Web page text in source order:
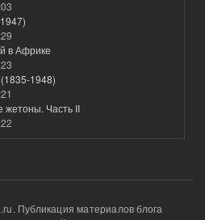
в Африке
1948)
жетоны. Часть II
Публикация материалов блога